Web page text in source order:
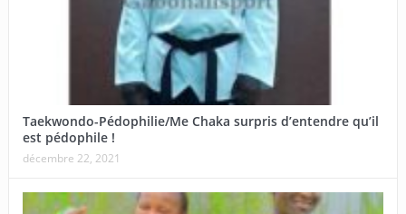
Taekwondo-Pédophilie/Me Chaka surpris d’entendre qu’il
est pédophile !
décembre 22, 2021